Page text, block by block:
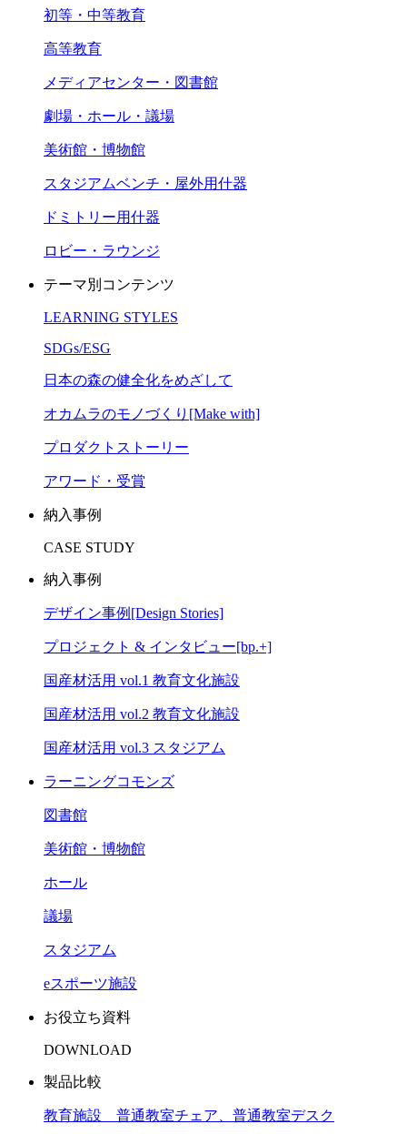
初等・中等教育
高等教育
メディアセンター・図書館
劇場・ホール・議場
美術館・博物館
スタジアムベンチ・屋外用什器
ドミトリー用什器
ロビー・ラウンジ
テーマ別コンテンツ
LEARNING STYLES
SDGs/ESG
日本の森の健全化をめざして
オカムラのモノづくり[Make with]
プロダクトストーリー
アワード・受賞
納入事例
CASE STUDY
納入事例
デザイン事例[Design Stories]
プロジェクト & インタビュー[bp.+]
国産材活用 vol.1 教育文化施設
国産材活用 vol.2 教育文化施設
国産材活用 vol.3 スタジアム
ラーニングコモンズ
図書館
美術館・博物館
ホール
議場
スタジアム
eスポーツ施設
お役立ち資料
DOWNLOAD
製品比較
教育施設 普通教室チェア、普通教室デスク